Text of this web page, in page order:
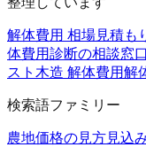
解体費用 相場見積も
体費用診断の相談窓口
スト 木造 解体費用解
検索語ファミリー
農地価格の見方見込